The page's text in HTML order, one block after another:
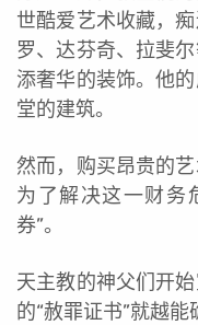
世酷爱艺术收藏，
罗、达芬奇、拉斐
添奢华的装饰。他
堂的建筑。
然而，购买昂贵的
为了解决这一财务
券”。
天主教的神父们开
的“赦罪证书”就越能